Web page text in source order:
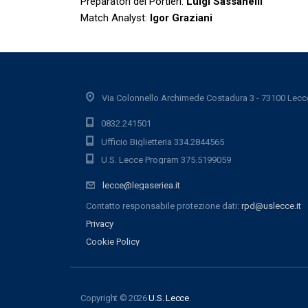
Match Analyst: Igor Graziani
Via Colonnello Archimede Costadura 3 - 73100
0832.241501
Ufficio Biglietteria 334.2844565
U.S. Lecce Program 375.5199059
lecce@legaseriea.it
Contatto responsabile protezione dati: rpd@uslecce.it
Privacy
Cookie Policy
Copyright © 2026U.S. Lecce.